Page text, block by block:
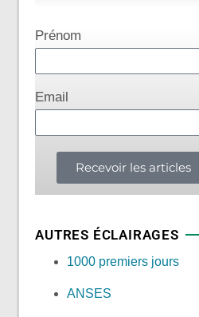
Prénom
Email
Recevoir les articles
AUTRES ÉCLAIRAGES
1000 premiers jours
ANSES